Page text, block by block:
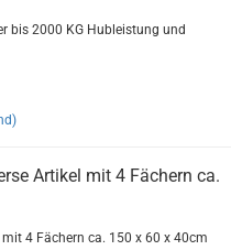
bis 2000 KG Hub­leis­tung und
Ar­ti­kel mit 4 Fä­chern ca.
4 Fä­chern ca. 150 x 60 x 40cm